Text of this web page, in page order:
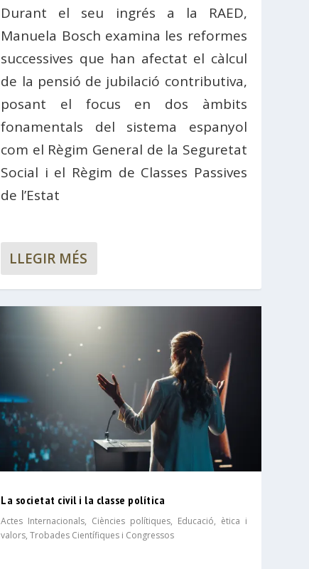
Durant el seu ingrés a la RAED,
Manuela Bosch examina les reformes
successives que han afectat el càlcul
de la pensió de jubilació contributiva,
posant el focus en dos àmbits
fonamentals del sistema espanyol
com el Règim General de la Seguretat
Social i el Règim de Classes Passives
de l’Estat
LLEGIR MÉS
La societat civil i la classe política
Actes Internacionals, Ciències polítiques, Educació, ètica i
valors,Trobades Científiques i Congressos